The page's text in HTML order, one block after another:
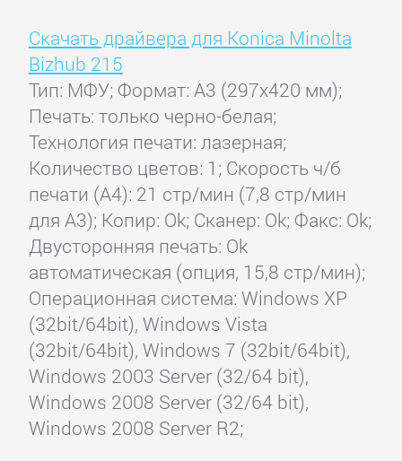
Скачать драйвера для Konica Minolta
Bizhub 215
Тип: МФУ; Формат: A3 (297x420 мм);
Печать: только черно-белая;
Технология печати: лазерная;
Количество цветов: 1; Скорость ч/б
печати (А4): 21 стр/мин (7,8 стр/мин
для А3); Копир: Ok; Сканер: Ok; Факс: Ok;
Двусторонняя печать: Ok
автоматическая (опция, 15,8 стр/мин);
Операционная система: Windows XP
(32bit/64bit), Windows Vista
(32bit/64bit), Windows 7 (32bit/64bit),
Windows 2003 Server (32/64 bit),
Windows 2008 Server (32/64 bit),
Windows 2008 Server R2;